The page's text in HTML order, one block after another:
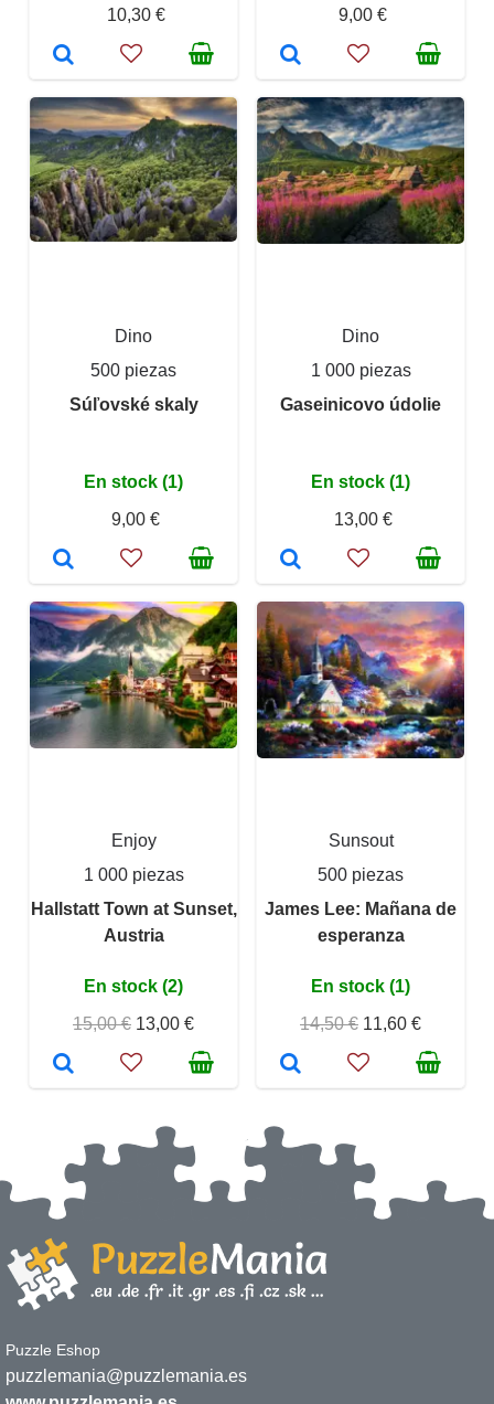
10,30 €
9,00 €
Dino
500 piezas
Súľovské skaly
En stock (1)
9,00 €
Dino
1 000 piezas
Gaseinicovo údolie
En stock (1)
13,00 €
Enjoy
1 000 piezas
Hallstatt Town at Sunset,
Austria
En stock (2)
15,00 € 13,00 €
Sunsout
500 piezas
James Lee: Mañana de
esperanza
En stock (1)
14,50 € 11,60 €
Puzzle Eshop
puzzlemania@puzzlemania.es